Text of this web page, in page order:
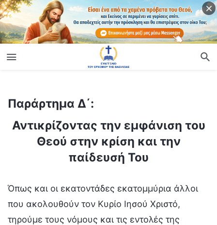
Παράρτημα Δ΄:
Παράρτημα Δ΄:
Αντικρίζοντας την εμφάνιση του
Θεού στην κρίση και την
παίδευσή Του
Όπως και οι εκατοντάδες εκατομμύρια άλλοι
που ακολουθούν τον Κυρίο Ιησού Χριστό,
τηρούμε τους νόμους και τις εντολές της